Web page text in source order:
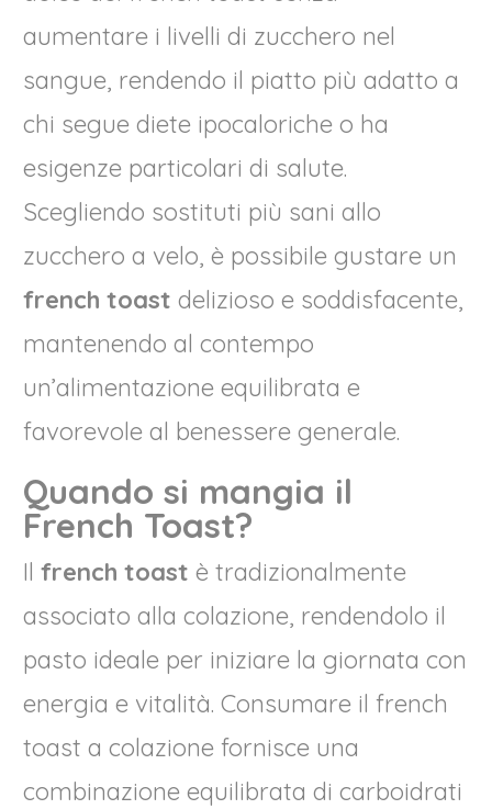
aumentare i livelli di zucchero nel
sangue, rendendo il piatto più adatto a
chi segue diete ipocaloriche o ha
esigenze particolari di salute.
Scegliendo sostituti più sani allo
zucchero a velo, è possibile gustare un
french toast delizioso e soddisfacente,
mantenendo al contempo
un’alimentazione equilibrata e
favorevole al benessere generale.
Quando si mangia il
French Toast?
Ilfrench toast è tradizionalmente
associato alla colazione, rendendolo il
pasto ideale per iniziare la giornata con
energia e vitalità. Consumare il french
toast a colazione fornisce una
combinazione equilibrata di carboidrati